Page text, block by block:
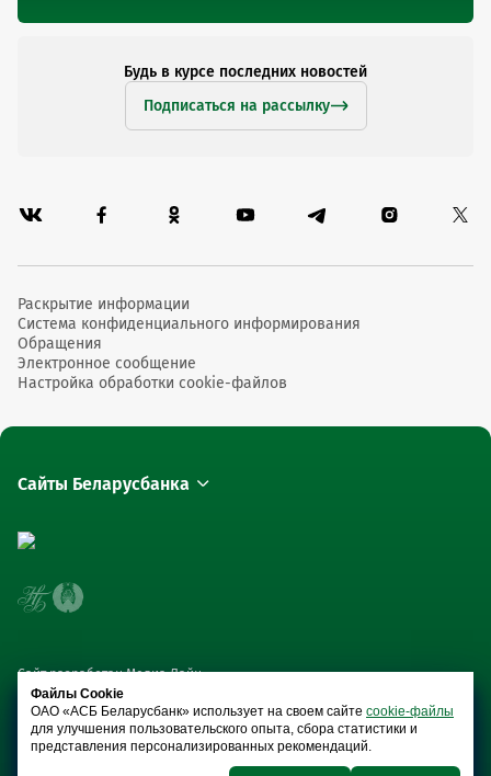
Будь в курсе последних новостей
Подписаться на рассылку
Раскрытие информации
Система конфиденциального информирования
Обращения
Электронное сообщение
Настройка обработки cookie-файлов
Сайты Беларусбанка
Сайт разработан Медиа Лайн
Файлы Cookie
ОАО «АСБ Беларусбанк» использует на своем сайте cookie-файлы
для улучшения пользовательского опыта, сбора статистики и
представления персонализированных рекомендаций.